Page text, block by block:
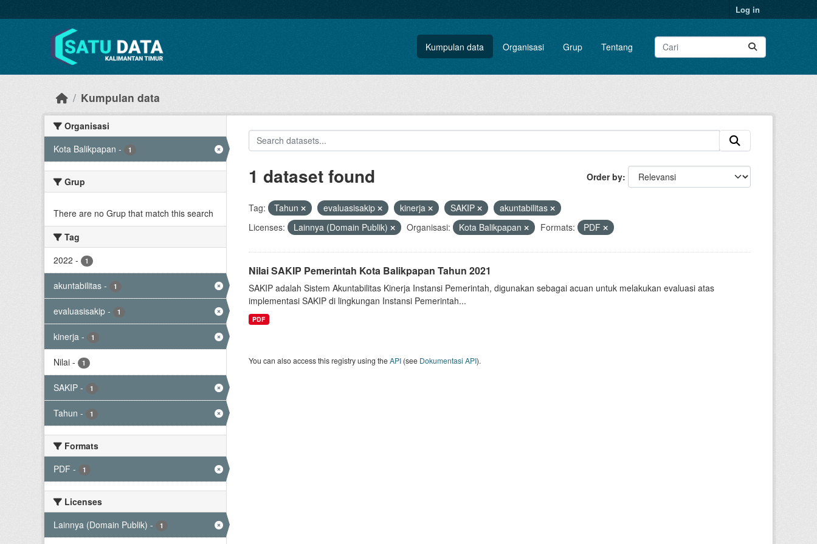
Log in
Kumpulan data Organisasi Grup Tentang
Kumpulan data
Organisasi
Kota Balikpapan - 1
Grup
There are no Grup that match this search
Tag
2022 - 1
akuntabilitas - 1
evaluasisakip - 1
kinerja - 1
Nilai - 1
SAKIP - 1
Tahun - 1
Formats
PDF - 1
Licenses
Lainnya (Domain Publik) - 1
Order by
1 dataset found
Tag: Tahun evaluasisakip kinerja SAKIP
akuntabilitas
Licenses:
Lainnya (Domain Publik) Organisasi: Kota Balikpapan Formats: PDF
Nilai SAKIP Pemerintah Kota Balikpapan Tahun 2021
SAKIP adalah Sistem Akuntabilitas Kinerja Instansi Pemerintah, digunakan sebagai acuan untuk melakukan evaluasi atas
implementasi SAKIP di lingkungan Instansi Pemerintah...
PDF
You can also access this registry using theAPI(see Dokumentasi API).